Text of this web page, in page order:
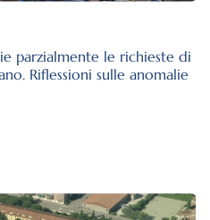
parzialmente le richieste di
Riflessioni sulle anomalie